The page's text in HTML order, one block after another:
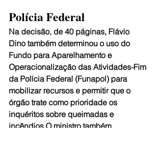
Polícia Federal
Na decisão, de 40 páginas, Flávio
Dino também determinou o uso do
Fundo para Aparelhamento e
Operacionalização das Atividades-Fim
da Polícia Federal (Funapol) para
mobilizar recursos e permitir que o
órgão trate como prioridade os
inquéritos sobre queimadas e
incêndios O ministro também